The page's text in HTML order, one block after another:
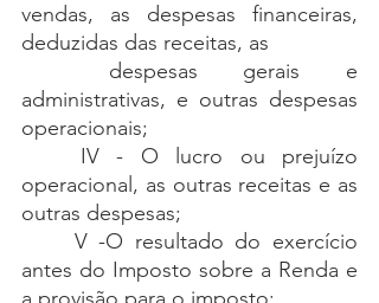
vendas, as despesas financeiras,
deduzidas das receitas, as
administrativas, e outras despesas
operacionais;
operacional, as outras receitas e as
outras despesas;
antes do Imposto sobre a Renda e